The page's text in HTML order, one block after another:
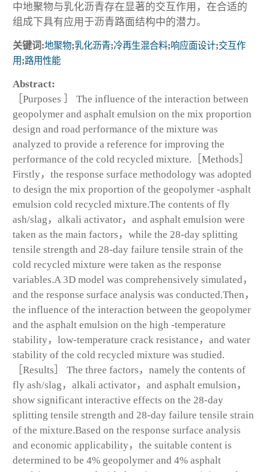
中地聚物与乳化沥青存在显著的交互作用，在合适的
组成下具有应用于沥青路面结构中的潜力。
关键词:地聚物;乳化沥青;冷再生混合料;响应面设计;交互作
用;路用性能
Abstract:
［Purposes ］ The influence of the interaction between
geopolymer and asphalt emulsion on the mix proportion
design and road performance of the mixture was
analyzed to provide a reference for improving the
performance of the cold recycled mixture.［Methods］
Firstly，the response surface methodology was adopted
to design the mix proportion of the geopolymer -asphalt
emulsion cold recycled mixture.The contents of fly
ash/slag，alkali activator，and asphalt emulsion were
taken as the main factors，while the 28-day splitting
tensile strength and 28-day failure tensile strain of the
cold recycled mixture were taken as the response
variables.A 3D model was comprehensively simulated，
and the response surface analysis was conducted.Then，
the influence of the interaction between the geopolymer
and the asphalt emulsion on the high -temperature
stability，low-temperature crack resistance，and water
stability of the cold recycled mixture was studied.
［Results］ The three factors，namely the contents of
fly ash/slag，alkali activator，and asphalt emulsion，
show significant interactive effects on the 28-day
splitting tensile strength and 28-day failure tensile strain
of the mixture.Based on the response surface analysis
and economic applicability，the suitable content is
determined to be 4% geopolymer and 4% asphalt